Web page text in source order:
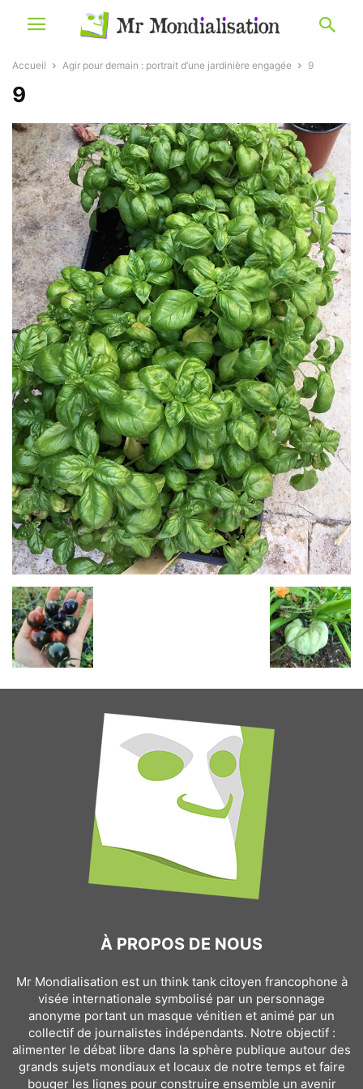
Accueil Agir pour demain : portrait d’une jardinière engagée 9
9
À PROPOS DE NOUS
Mr Mondialisation est un think tank citoyen francophone à
visée internationale symbolisé par un personnage
anonyme portant un masque vénitien et animé par un
collectif de journalistes indépendants. Notre objectif :
alimenter le débat libre dans la sphère publique autour des
grands sujets mondiaux et locaux de notre temps et faire
bouger les lignes pour construire ensemble un avenir